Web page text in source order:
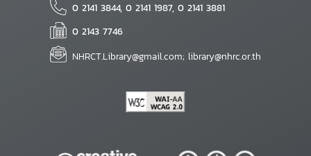
0 2141 3844, 0 2141 1987, 0 2141 3881
0 2143 7746
NHRCT.Library@gmail.com; library@nhrc.or.th